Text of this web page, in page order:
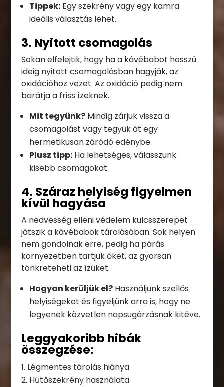
Tippek:Egy szekrény vagy egy kamra
ideális választás lehet.
3. Nyitott csomagolás
Sokan elfelejtik, hogy ha a kávébabot hosszú
ideig nyitott csomagolásban hagyják, az
oxidációhoz vezet. Az oxidáció pedig nem
barátja a friss ízeknek.
Mit tegyünk?Mindig zárjuk vissza a
csomagolást vagy tegyük át egy
hermetikusan záródó edénybe.
Plusz tipp:Ha lehetséges, válasszunk
kisebb csomagokat.
4. Száraz helyiség figyelmen
kívül hagyása
A nedvesség elleni védelem kulcsszerepet
játszik a kávébabok tárolásában. Sok helyen
nem gondolnak erre, pedig ha párás
környezetben tartjuk őket, az gyorsan
tönkreteheti az ízüket.
Hogyan kerüljük el?Használjunk szellős
helyiségeket és figyeljünk arra is, hogy ne
legyenek közvetlen napsugárzásnak kitéve.
Leggyakoribb hibák
összegzése:
Légmentes tárolás hiánya
Hűtőszekrény használata